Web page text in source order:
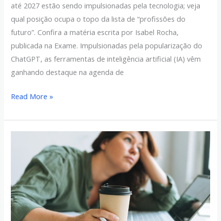
até 2027 estão sendo impulsionadas pela tecnologia; veja
qual posição ocupa o topo da lista de “profissões do
futuro”. Confira a matéria escrita por Isabel Rocha,
publicada na Exame. Impulsionadas pela popularização do
ChatGPT, as ferramentas de inteligência artificial (IA) vêm
ganhando destaque na agenda de
Read More »
empregos
mais
geram
infelicidade,
segundo